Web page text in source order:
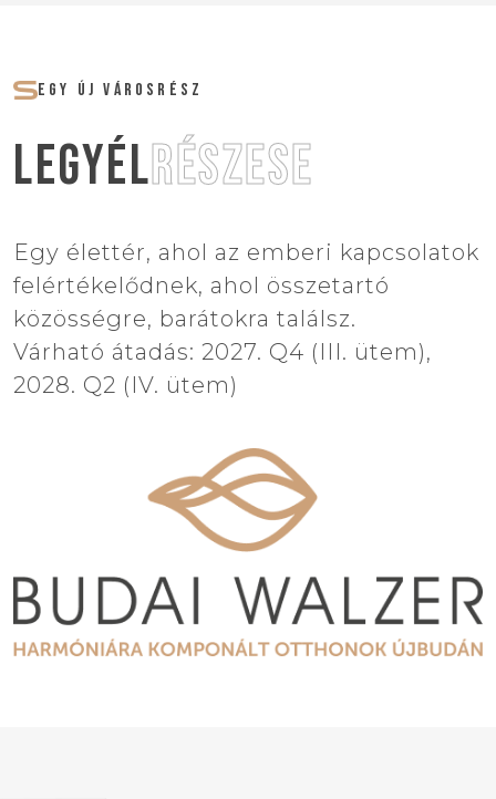
EGY ÚJ VÁROSRÉSZ
LEGYÉLRÉSZESE
Egy élettér, ahol az emberi kapcsolatok
felértékelődnek, ahol összetartó
közösségre, barátokra találsz.
Várható átadás: 2027. Q4 (III. ütem),
2028. Q2 (IV. ütem)